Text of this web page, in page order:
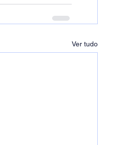
Ver tudo